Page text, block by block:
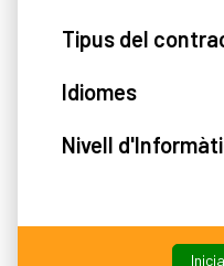
Tipus del
Idiomes
Nivell